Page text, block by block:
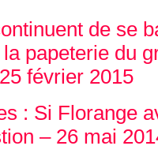
de se
papeterie du
février 2015
: Si Florange
– 26 mai